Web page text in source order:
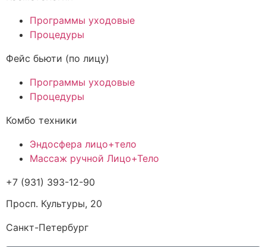
Программы уходовые
Процедуры
Фейс бьюти (по лицу)
Программы уходовые
Процедуры
Комбо техники
Эндосфера лицо+тело
Массаж ручной Лицо+Тело
+7 (931) 393-12-90
Просп. Культуры, 20
Санкт-Петербург